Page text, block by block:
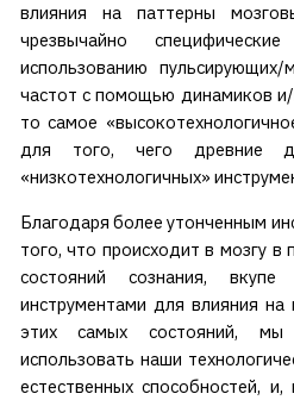
влияния на паттерны
чрезвычайно
использованию пульсирующих/
частот с помощью динамиков
то самое
для того, чего древние
«низкотехнологичных»
Благодаря более утонченным
того, что происходит в мозгу в
состояний сознания,
инструментами для влияния
этих самых состояний, мы
использовать наши
естественных способностей,